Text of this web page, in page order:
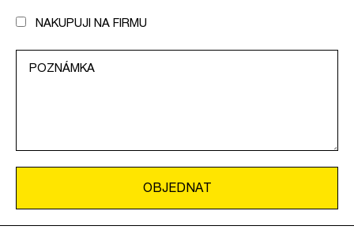
NAKUPUJI NA FIRMU